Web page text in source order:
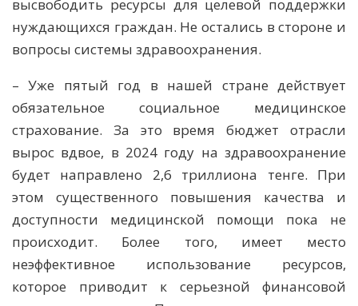
высвободить ресурсы для целевой поддержки
нуждающихся граждан. Не остались в стороне и
вопросы системы здравоохранения.
– Уже пятый год в нашей стране действует
обязательное социальное медицинское
страхование. За это время бюджет отрасли
вырос вдвое, в 2024 году на здравоохранение
будет направлено 2,6 триллиона тенге. При
этом существенного повышения качества и
доступности медицинской помощи пока не
происходит. Более того, имеет место
неэффективное использование ресурсов,
которое приводит к серьезной финансовой